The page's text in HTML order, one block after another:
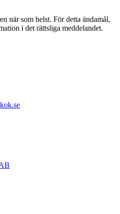
när som helst. För detta ändamål,
i det rättsliga meddelandet.